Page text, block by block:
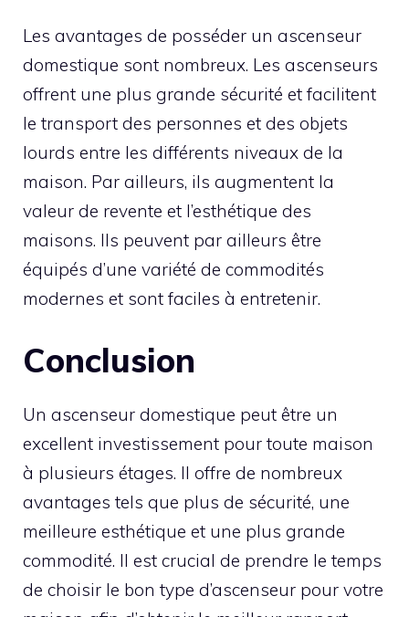
Les avantages de posséder un ascenseur
domestique sont nombreux. Les ascenseurs
offrent une plus grande sécurité et facilitent
le transport des personnes et des objets
lourds entre les différents niveaux de la
maison. Par ailleurs, ils augmentent la
valeur de revente et l’esthétique des
maisons. Ils peuvent par ailleurs être
équipés d’une variété de commodités
modernes et sont faciles à entretenir.
Conclusion
Un ascenseur domestique peut être un
excellent investissement pour toute maison
à plusieurs étages. Il offre de nombreux
avantages tels que plus de sécurité, une
meilleure esthétique et une plus grande
commodité. Il est crucial de prendre le temps
de choisir le bon type d’ascenseur pour votre